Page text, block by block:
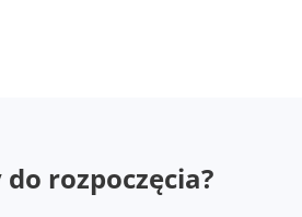
rozpoczęcia?